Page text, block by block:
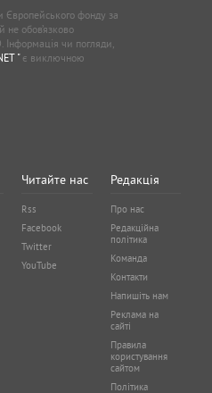
фонду за
не обов’язково
Інформація чи погляди,
"є виключною
Читайте нас
Rss
Facebook
Twitter
YouTube
Редакція
Про нас
Редакційна
політика
Команда
Контакти
Напишіть нам
Реклама на
сайті
Правила
користування
сайтом
Політика